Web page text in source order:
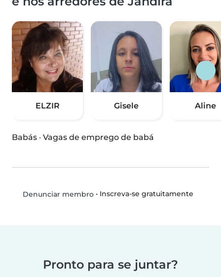
ELZIR Gisele Aline
Babás · Vagas de emprego de babá
Denunciar membro• Inscreva-se gratuitamente
Pronto para se juntar?